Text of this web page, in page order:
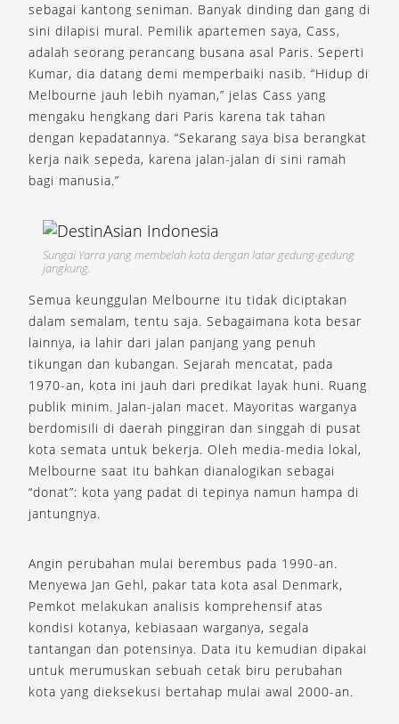
sebagai kantong seniman. Banyak dinding dan gang di
sini dilapisi mural. Pemilik apartemen saya, Cass,
adalah seorang perancang busana asal Paris. Seperti
Kumar, dia datang demi memperbaiki nasib. “Hidup di
Melbourne jauh lebih nyaman,” jelas Cass yang
mengaku hengkang dari Paris karena tak tahan
dengan kepadatannya. “Sekarang saya bisa berangkat
kerja naik sepeda, karena jalan-jalan di sini ramah
bagi manusia.”
Sungai Yarra yang membelah kota dengan latar gedung-gedung
jangkung.
Semua keunggulan Melbourne itu tidak diciptakan
dalam semalam, tentu saja. Sebagaimana kota besar
lainnya, ia lahir dari jalan panjang yang penuh
tikungan dan kubangan. Sejarah mencatat, pada
1970-an, kota ini jauh dari predikat layak huni. Ruang
publik minim. Jalan-jalan macet. Mayoritas warganya
berdomisili di daerah pinggiran dan singgah di pusat
kota semata untuk bekerja. Oleh media-media lokal,
Melbourne saat itu bahkan dianalogikan sebagai
“donat”: kota yang padat di tepinya namun hampa di
jantungnya.
Angin perubahan mulai berembus pada 1990-an.
Menyewa Jan Gehl, pakar tata kota asal Denmark,
Pemkot melakukan analisis komprehensif atas
kondisi kotanya, kebiasaan warganya, segala
tantangan dan potensinya. Data itu kemudian dipakai
untuk merumuskan sebuah cetak biru perubahan
kota yang dieksekusi bertahap mulai awal 2000-an.